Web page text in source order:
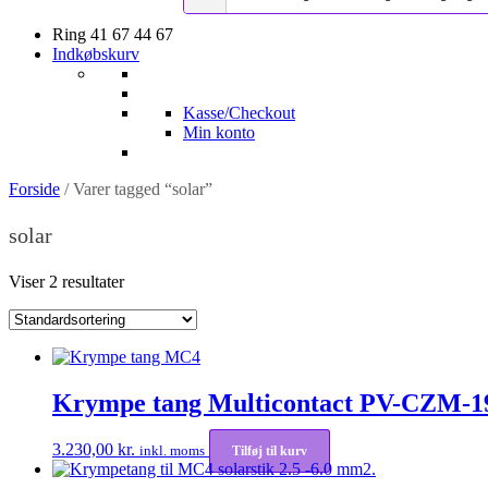
Ring 41 67 44 67
Indkøbskurv
Kasse/Checkout
Min konto
Forside / Varer tagged “solar”
solar
Viser 2 resultater
Krympe tang Multicontact PV-CZM-
3.230,00 kr. inkl. moms Tilføj til kurv